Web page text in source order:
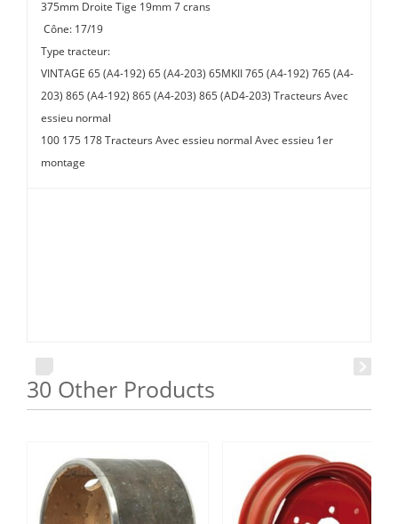
375mm Droite Tige 19mm 7 crans
Cône: 17/19
Type tracteur:
VINTAGE 65 (A4-192) 65 (A4-203) 65MKII 765 (A4-192) 765 (A4-
203) 865 (A4-192) 865 (A4-203) 865 (AD4-203) Tracteurs Avec
essieu normal
100 175 178 Tracteurs Avec essieu normal Avec essieu 1er
montage
30 Other Products